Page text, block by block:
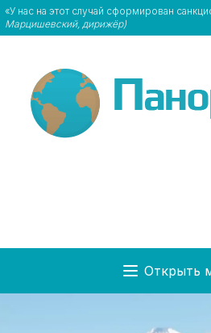
«У нас на этот случай сформирован
Марцишевский, дирижёр)
Открыть